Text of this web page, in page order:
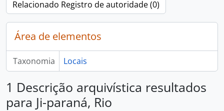
Relacionado Registro de autoridade (0)
Área de elementos
Taxonomia Locais
1 Descrição arquivística resultados
para Ji-paraná, Rio